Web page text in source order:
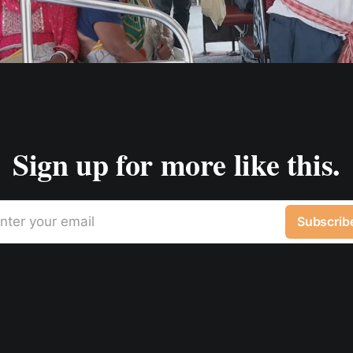
Sign up for more like this.
your email